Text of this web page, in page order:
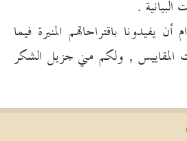
.
يفيدونا باقتراحاتهم المنيرة فيما
المقاييس , ولكم مني جزيل الشكر